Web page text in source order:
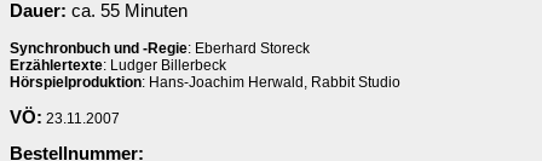
Dauer: ca. 55 Minuten
Synchronbuch und -Regie: Eberhard Storeck
Erzählertexte: Ludger Billerbeck
Hörspielproduktion: Hans-Joachim Herwald, Rabbit Studio
VÖ: 23.11.2007
Bestellnummer: